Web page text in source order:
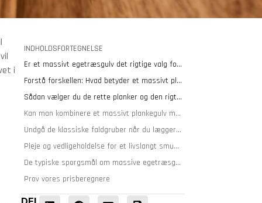
i
INDHOLDSFORTEGNELSE
Er et massivt egetræsgulv det rigtige valg for dig?
Forstå forskellen: Hvad betyder et massivt plankegulv egentlig?
Sådan vælger du de rette planker og den rigtige overflade
Kan man kombinere et massivt plankegulv med gulvvarme?
Undgå de klassiske faldgruber når du lægger gulv
Pleje og vedligeholdelse for et livslangt smukt gulv
De typiske spørgsmål om massive egetræsgulve
Prøv vores prisberegnere